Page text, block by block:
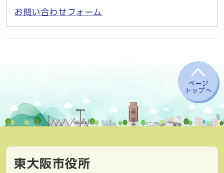
お問い合わせフォーム
ページ
トップへ
東大阪市役所